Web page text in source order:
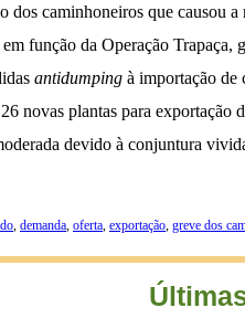
dos caminhoneiros que causou
função da Operação Trapaça,
antidumping à importação de
novas plantas para exportação
devido à conjuntura
, demanda, oferta, exportação, greve dos